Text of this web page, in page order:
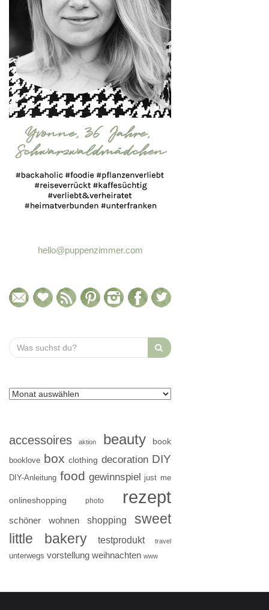
hello@puppenzimmer.com
Search
for:
accessoires aktion beauty book
booklove box clothing decoration DIY
DIY-Anleitung food gewinnspiel just me
onlineshopping photo rezept
schöner wohnen shopping
sweet
little bakery
testprodukt travel
unterwegs vorstellung weihnachten www